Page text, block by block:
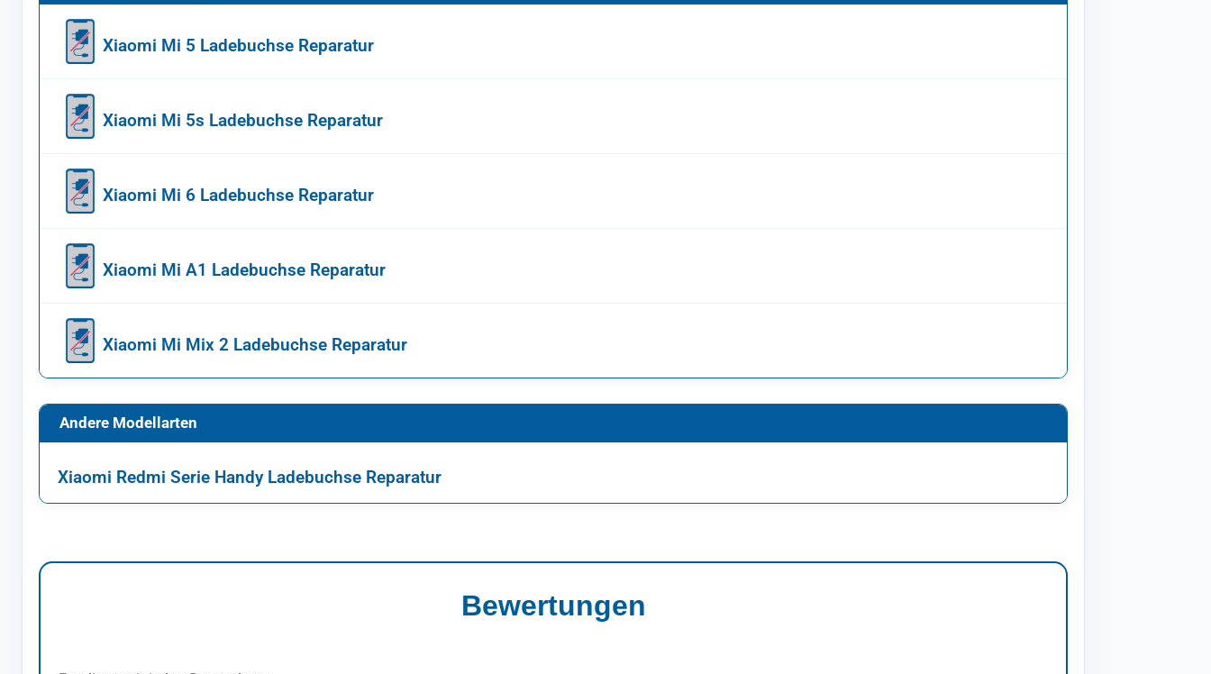
Xiaomi Mi 5 Ladebuchse Reparatur
Xiaomi Mi 5s Ladebuchse Reparatur
Xiaomi Mi 6 Ladebuchse Reparatur
Xiaomi Mi A1 Ladebuchse Reparatur
Xiaomi Mi Mix 2 Ladebuchse Reparatur
Andere Modellarten
Xiaomi Redmi Serie Handy Ladebuchse Reparatur
Bewertungen